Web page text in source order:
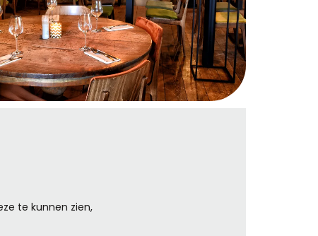
te kunnen zien,